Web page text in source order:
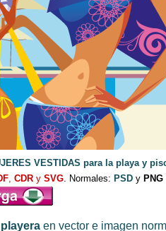
VESTIDAS para la playa y
, CDR y SVG. Normales: PSD y PNG
en vector e imagen